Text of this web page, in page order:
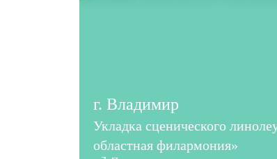
г. Владимир
Укладка сценического
областная филармония»